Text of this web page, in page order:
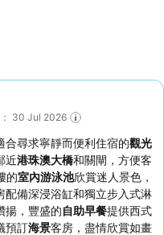
： 30 Jul 2026
合尋求寧靜而便利住宿的觀光
近港珠澳大橋和關閘，方便客
的室內游泳池欣賞迷人景色，
配備深浸浴缸和獨立步入式淋
揚，豐盛的自助早餐提供西式
預訂海景客房，盡情欣賞如畫